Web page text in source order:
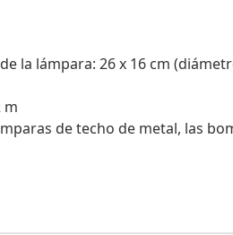
la lámpara: 26 x 16 cm
m
de techo de metal, las